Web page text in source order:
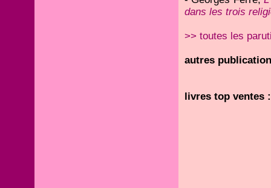
dans les trois
>> toutes les
autres
livres top ventes :